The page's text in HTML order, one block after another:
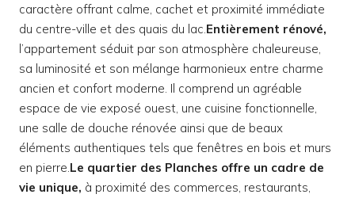
caractère offrant calme, cachet et proximité immédiate
du centre-ville et des quais du lac. Entièrement rénové,
l’appartement séduit par son atmosphère chaleureuse,
sa luminosité et son mélange harmonieux entre charme
ancien et confort moderne. Il comprend un agréable
espace de vie exposé ouest, une cuisine fonctionnelle,
une salle de douche rénovée ainsi que de beaux
éléments authentiques tels que fenêtres en bois et murs
en pierre. Le quartier des Planches offre un cadre de
vie unique, à proximité des commerces, restaurants,